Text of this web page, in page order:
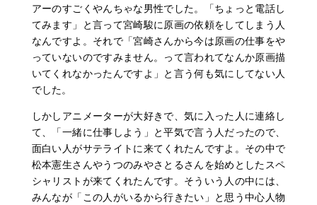
アーのすごくやんちゃな男性でした。「ちょっと電話し
てみます」と言って宮崎駿に原画の依頼をしてしまう人
なんですよ。それで「宮崎さんから今は原画の仕事をや
っていないのですみません。って言われてなんか原画描
いてくれなかったんですよ」と言う何も気にしてない人
でした。
しかしアニメーターが大好きで、気に入った人に連絡し
て、「一緒に仕事しよう」と平気で言う人だったので、
面白い人がサテライトに来てくれたんですよ。その中で
松本憲生さんやうつのみやさとるさんを始めとしたスペ
シャリストが来てくれたんです。そういう人の中には、
みんなが「この人がいるから行きたい」と思う中心人物